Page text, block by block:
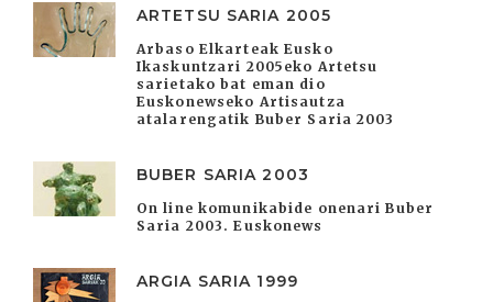
ARTETSU SARIA 2005
Arbaso Elkarteak Eusko
Ikaskuntzari 2005eko Artetsu
sarietako bat eman dio
Euskonewseko Artisautza
atalarengatik Buber Saria 2003
BUBER SARIA 2003
On line komunikabide onenari Buber
Saria 2003. Euskonews
ARGIA SARIA 1999